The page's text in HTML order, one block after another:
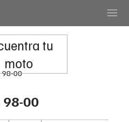
98-00
98-00
tu
moto